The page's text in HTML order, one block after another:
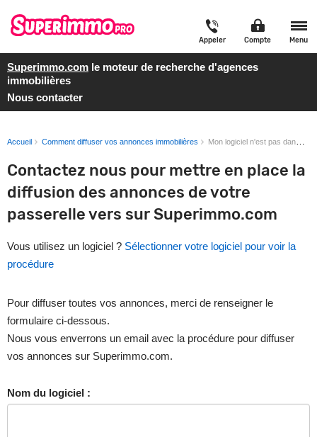
Appeler Compte Menu
Superimmo.com le moteur de recherche d'agences
immobilières
Nous contacter
Accueil Comment diffuser vos annonces immobilières Mon logiciel n'est pas dans la liste
Contactez nous pour mettre en place la
diffusion des annonces de votre
passerelle vers sur Superimmo.com
Vous utilisez un logiciel ? Sélectionner votre logiciel pour voir la
procédure
Pour diffuser toutes vos annonces, merci de renseigner le
formulaire ci-dessous.
Nous vous enverrons un email avec la procédure pour diffuser
vos annonces sur Superimmo.com.
Nom du logiciel :